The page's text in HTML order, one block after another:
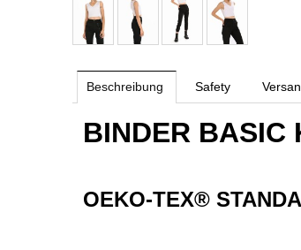
Beschreibung Safety
BINDER BASIC
OEKO-TEX®